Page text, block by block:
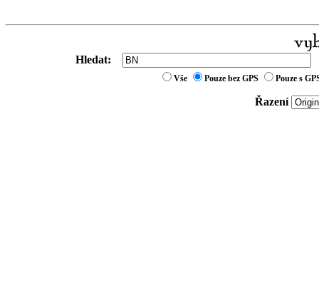
Hledat:
Vše Pouze bez GPS Pouze s
Řazení